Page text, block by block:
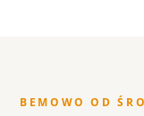
BEMOWO OD